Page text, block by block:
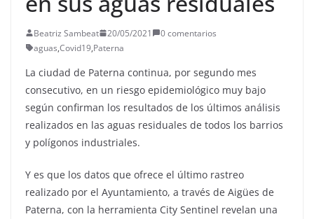
Beatriz Sambeat 20/05/2021
0 comentarios
aguas,Covid19,Paterna
La ciudad de Paterna continua, por segundo mes
consecutivo, en un riesgo epidemiológico muy bajo
según confirman los resultados de los últimos análisis
realizados en las aguas residuales de todos los barrios
y polígonos industriales.
Y es que los datos que ofrece el último rastreo
realizado por el Ayuntamiento, a través de Aigües de
Paterna, con la herramienta City Sentinel revelan una